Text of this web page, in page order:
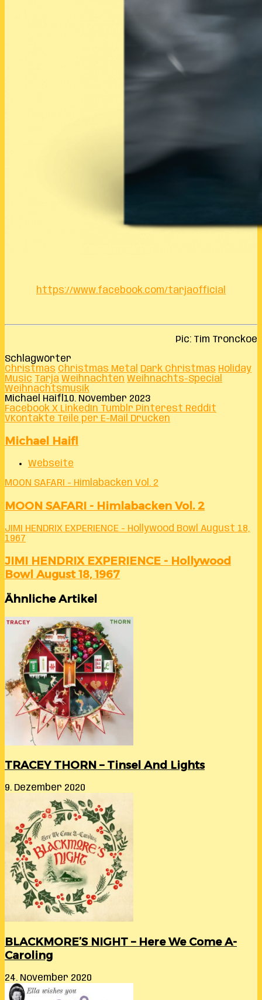
https://www.facebook.com/tarjaofficial
Pic: Tim Tronckoe
Schlagwörter
Christmas Christmas Metal Dark Christmas Holiday
Music Tarja Weihnachten Weihnachts-Special
Weihnachtsmusik
Michael Haifl 10. November 2023
Facebook X LinkedIn Tumblr Pinterest Reddit
VKontakte Teile per E-Mail Drucken
Michael Haifl
Webseite
MOON SAFARI - Himlabacken Vol. 2
MOON SAFARI - Himlabacken Vol. 2
JIMI HENDRIX EXPERIENCE - Hollywood Bowl August 18,
1967
JIMI HENDRIX EXPERIENCE - Hollywood
Bowl August 18, 1967
Ähnliche Artikel
TRACEY THORN – Tinsel And Lights
9. Dezember 2020
BLACKMORE’S NIGHT – Here We Come A-
Caroling
24. November 2020